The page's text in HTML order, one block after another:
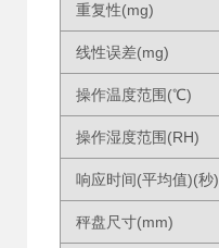
重复性(mg)
线性误差(mg)
操作温度范围(℃)
操作湿度范围(RH)
响应时间(平均值)(秒)
秤盘尺寸(mm)